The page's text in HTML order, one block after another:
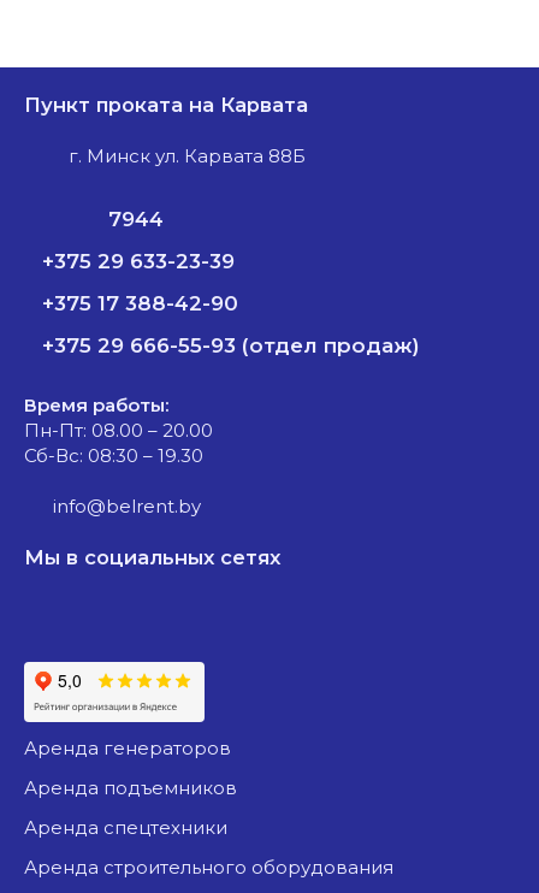
Пункт проката на Карвата
г. Минск ул. Карвата 88Б
7944
+375 29 633-23-39
+375 17 388-42-90
+375 29 666-55-93 (отдел продаж)
Время работы:
Пн-Пт: 08.00 – 20.00
Сб-Вс: 08:30 – 19.30
info@belrent.by
Мы в социальных сетях
аренда генераторов
аренда подъемников
аренда спецтехники
аренда строительного оборудования